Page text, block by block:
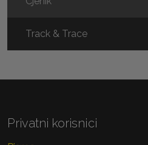
Track & Trace
Privatni korisnici